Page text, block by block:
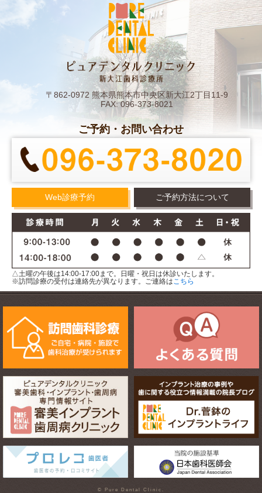
〒862-0972 熊本県熊本市中央区新大江2丁目11-9
FAX: 096-373-8021
ご予約・お問い合わせ
Web診療予約 ご予約方法について
△土曜の午後は14:00-17:00まで。日曜・祝日は休診いたします。
※訪問診療の受付は連絡先が異なります。ご連絡はこちら
© Pure Dental Clinic.